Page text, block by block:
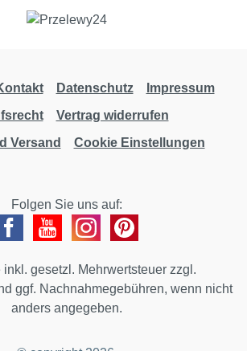
Datenschutz
Impressum
Vertrag widerrufen
Versand
Cookie Einstellungen
Folgen Sie uns auf:
gesetzl. Mehrwertsteuer zzgl.
ggf. Nachnahmegebühren, wenn nicht
anders angegeben.